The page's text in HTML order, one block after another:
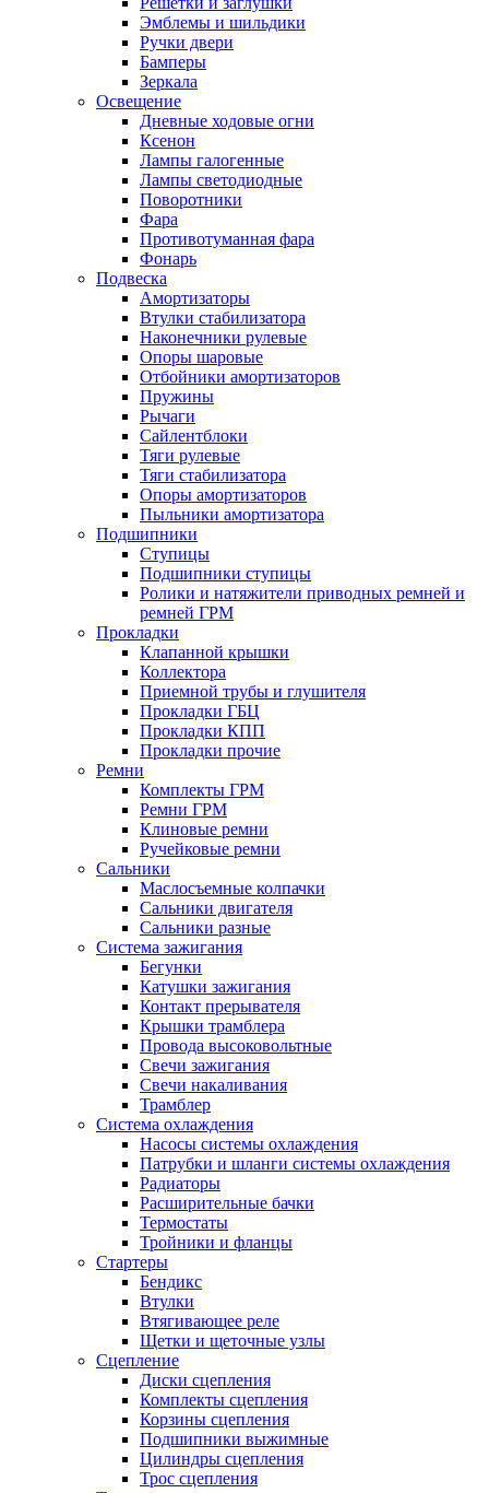
Эмблемы и шильдики
Ручки двери
Бамперы
Зеркала
Освещение
Дневные ходовые огни
Ксенон
Лампы галогенные
Лампы светодиодные
Поворотники
Фара
Противотуманная фара
Фонарь
Подвеска
Амортизаторы
Втулки стабилизатора
Наконечники рулевые
Опоры шаровые
Отбойники амортизаторов
Пружины
Рычаги
Сайлентблоки
Тяги рулевые
Тяги стабилизатора
Опоры амортизаторов
Пыльники амортизатора
Подшипники
Ступицы
Подшипники ступицы
Ролики и натяжители приводных ремней и
ремней ГРМ
Прокладки
Клапанной крышки
Коллектора
Приемной трубы и глушителя
Прокладки ГБЦ
Прокладки КПП
Прокладки прочие
Ремни
Комплекты ГРМ
Ремни ГРМ
Клиновые ремни
Ручейковые ремни
Сальники
Маслосъемные колпачки
Сальники двигателя
Сальники разные
Система зажигания
Бегунки
Катушки зажигания
Контакт прерывателя
Крышки трамблера
Провода высоковольтные
Свечи зажигания
Свечи накаливания
Трамблер
Система охлаждения
Насосы системы охлаждения
Патрубки и шланги системы охлаждения
Радиаторы
Расширительные бачки
Термостаты
Тройники и фланцы
Стартеры
Бендикс
Втулки
Втягивающее реле
Щетки и щеточные узлы
Сцепление
Диски сцепления
Комплекты сцепления
Корзины сцепления
Подшипники выжимные
Цилиндры сцепления
Трос сцепления